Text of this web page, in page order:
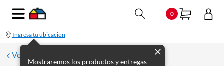
0
Ingresa tu ubicación
Mostraremos los productos y entregas
Volver